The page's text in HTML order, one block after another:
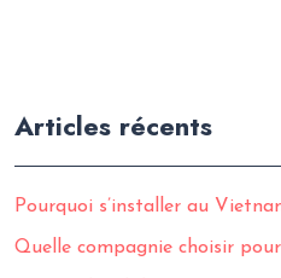
Articles récents
Pourquoi s’installer au
Quelle compagnie choisir